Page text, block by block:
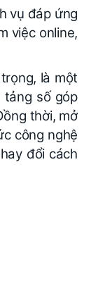
vụ đáp ứng
việc online,
là một
tảng số góp
thời, mở
công nghệ
đổi cách